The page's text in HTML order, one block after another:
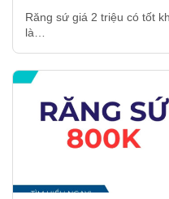
Răng sứ giá 2 triệu có tốt
là…